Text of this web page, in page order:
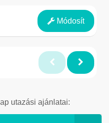
Módosít
Ellátás
utazási ajánlatai: